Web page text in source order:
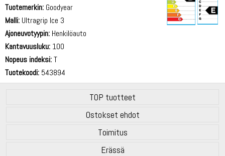
Tuotemerkin: Goodyear
Malli: Ultragrip Ice 3
Ajoneuvotyypin: Henkilöauto
Kantavuusluku: 100
Nopeus indeksi:T
Tuotekoodi: 543894
TOP tuotteet
Ostokset ehdot
Toimitus
Erässä